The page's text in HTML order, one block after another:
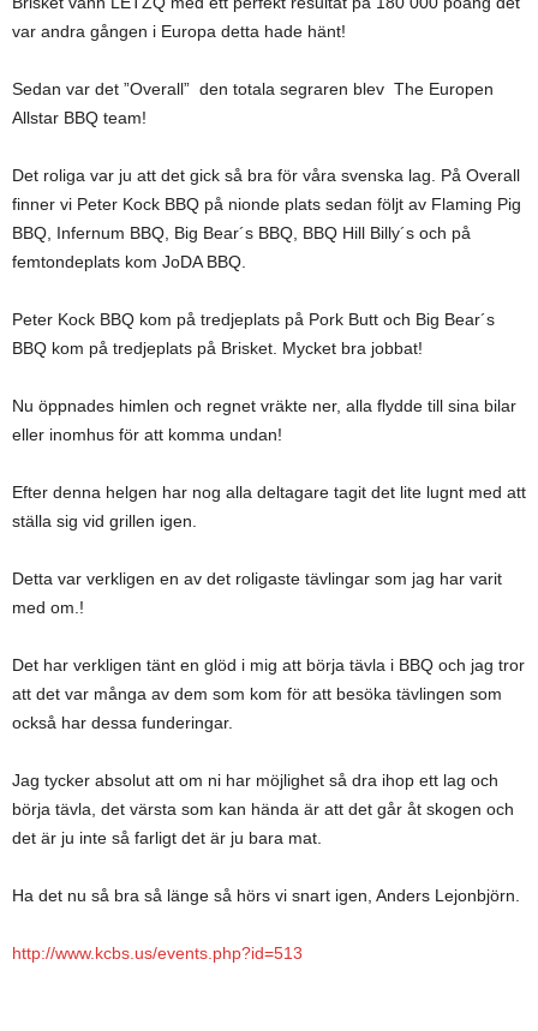
var andra gången i Europa detta hade hänt!
Sedan var det ”Overall” den totala segraren blev The Europen
Allstar BBQ team!
Det roliga var ju att det gick så bra för våra svenska lag. På Overall
finner vi Peter Kock BBQ på nionde plats sedan följt av Flaming Pig
BBQ, Infernum BBQ, Big Bear´s BBQ, BBQ Hill Billy´s och på
femtondeplats kom JoDA BBQ.
Peter Kock BBQ kom på tredjeplats på Pork Butt och Big Bear´s
BBQ kom på tredjeplats på Brisket. Mycket bra jobbat!
Nu öppnades himlen och regnet vräkte ner, alla flydde till sina bilar
eller inomhus för att komma undan!
Efter denna helgen har nog alla deltagare tagit det lite lugnt med att
ställa sig vid grillen igen.
Detta var verkligen en av det roligaste tävlingar som jag har varit
med om.!
Det har verkligen tänt en glöd i mig att börja tävla i BBQ och jag tror
att det var många av dem som kom för att besöka tävlingen som
också har dessa funderingar.
Jag tycker absolut att om ni har möjlighet så dra ihop ett lag och
börja tävla, det värsta som kan hända är att det går åt skogen och
det är ju inte så farligt det är ju bara mat.
Ha det nu så bra så länge så hörs vi snart igen, Anders Lejonbjörn.
http://www.kcbs.us/events.php?id=513